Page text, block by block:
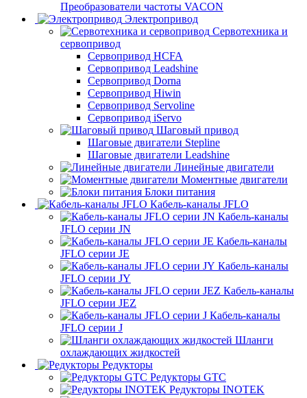
Преобразователи частоты VACON
Электропривод
Сервотехника и
сервопривод
Сервопривод HCFA
Сервопривод Leadshine
Сервопривод Dorna
Сервопривод Hiwin
Сервопривод Servoline
Сервопривод iServo
Шаговый привод
Шаговые двигатели Stepline
Шаговые двигатели Leadshine
Линейные двигатели
Моментные двигатели
Блоки питания
Кабель-каналы JFLO
Кабель-каналы
JFLO серии JN
Кабель-каналы
JFLO серии JE
Кабель-каналы
JFLO серии JY
Кабель-каналы
JFLO серии JEZ
Кабель-каналы
JFLO серии J
Шланги
охлаждающих жидкостей
Редукторы
Редукторы GTC
Редукторы INOTEK